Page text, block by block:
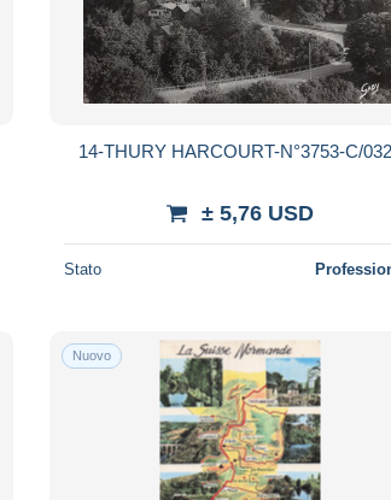
14-THURY HARCOURT-N°3753-C/
± 5,76 USD
Stato
Nuovo